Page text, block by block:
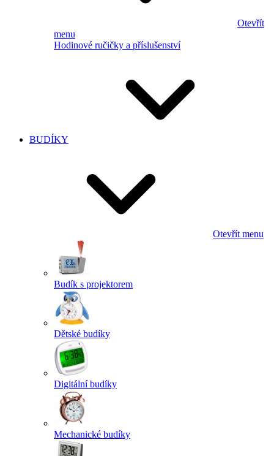
Otevřít
menu
Hodinové ručičky a příslušenství
BUDÍKY
Otevřít menu
Budík s projektorem
Dětské budíky
Digitální budíky
Mechanické budíky